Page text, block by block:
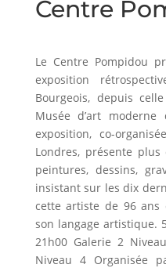
Centre
Le Centre Pompidou
exposition
Bourgeois, depuis
Musée d’art
exposition, co-
Londres, présente
peintures, dessins,
insistant sur les dix
cette artiste de 96 ans
son langage artistique.
21h00 Galerie 2
Niveau 4 Organisée